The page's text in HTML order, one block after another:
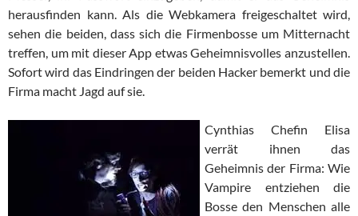
herausfinden kann. Als die Webkamera freigeschaltet wird,
sehen die beiden, dass sich die Firmenbosse um Mitternacht
treffen, um mit dieser App etwas Geheimnisvolles anzustellen.
Sofort wird das Eindringen der beiden Hacker bemerkt und die
Firma macht Jagd auf sie.
Cynthias Chefin Elisa
verrät ihnen das
Geheimnis der Firma: Wie
Vampire entziehen die
Bosse den Menschen alle